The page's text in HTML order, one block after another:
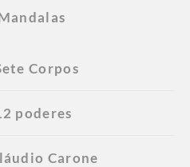
Corpos
poderes
Carone